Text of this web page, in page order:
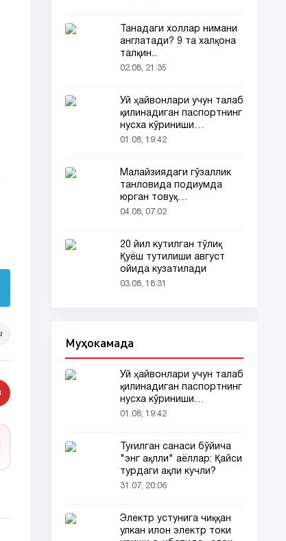
Танадаги холлар нимани
англатади? 9 та халқона
талқин...
02.08, 21:35
Уй ҳайвонлари учун талаб
қилинадиган паспортнинг
нусха кўриниши
тармоқларда тарқалди
01.08, 19:42
Малайзиядаги гўзаллик
танловида подиумда
юрган товуқ
томошабинлар
04.08, 07:02
20 йил кутилган тўлиқ
Қуёш тутилиши август
ойида кузатилади
03.08, 18:31
Муҳокамада
Уй ҳайвонлари учун талаб
қилинадиган паспортнинг
нусха кўриниши
тармоқларда тарқалди
01.08, 19:42
Туғилган санаси бўйича
"энг ақлли" аёллар: Қайси
турдаги ақли кучли?
31.07, 20:06
Электр устунига чиққан
улкан илон электр токи